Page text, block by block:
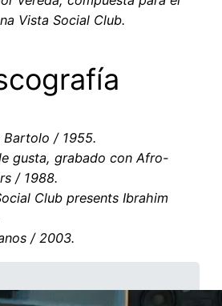
Vista Social Club.
Bartolo / 1955.
gusta, grabado con Afro-
/ 1988.
Club presents Ibrahim
/ 2003.